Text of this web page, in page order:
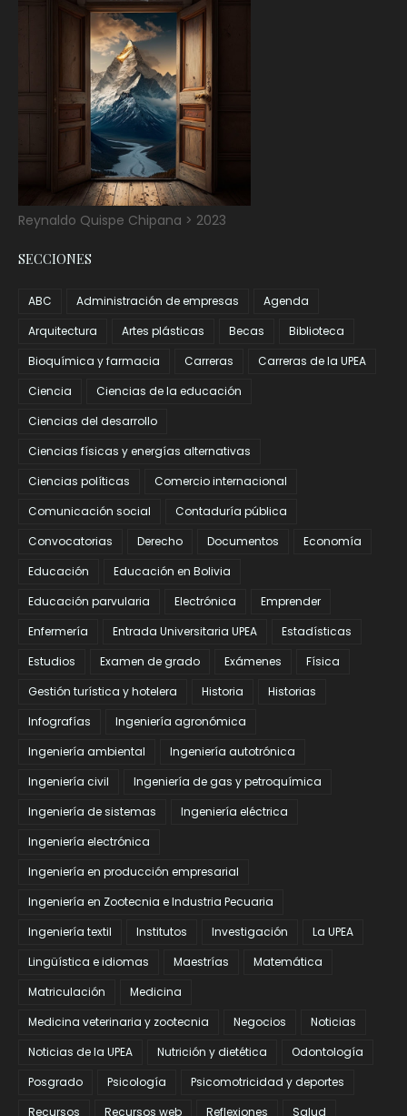
Reynaldo Quispe Chipana > 2023
SECCIONES
ABC Administración de empresas
Agenda
Arquitectura
Artes plásticas Becas
Biblioteca
Bioquímica y farmacia
Carreras
Carreras de la UPEA
Ciencia
Ciencias de la educación
Ciencias del desarrollo
Ciencias físicas y energías alternativas
Ciencias políticas
Comercio internacional
Comunicación social
Contaduría pública
Convocatorias
Derecho Documentos
Economía
Educación
Educación en Bolivia
Educación parvularia
Electrónica
Emprender
Enfermería
Entrada Universitaria UPEA
Estadísticas
Estudios
Examen de grado Exámenes
Física
Gestión turística y hotelera
Historia
Historias
Infografías
Ingeniería agronómica
Ingeniería ambiental
Ingeniería autotrónica
Ingeniería civil
Ingeniería de gas y petroquímica
Ingeniería de sistemas
Ingeniería eléctrica
Ingeniería electrónica
Ingeniería en producción empresarial
Ingeniería en Zootecnia e Industria Pecuaria
Ingeniería textil
Institutos Investigación
La UPEA
Lingüística e idiomas
Maestrías
Matemática
Matriculación
Medicina
Medicina veterinaria y zootecnia
Negocios
Noticias
Noticias de la UPEA
Nutrición y dietética
Odontología
Posgrado
Psicología
Psicomotricidad y deportes
Recursos
Recursos web Reflexiones Salud